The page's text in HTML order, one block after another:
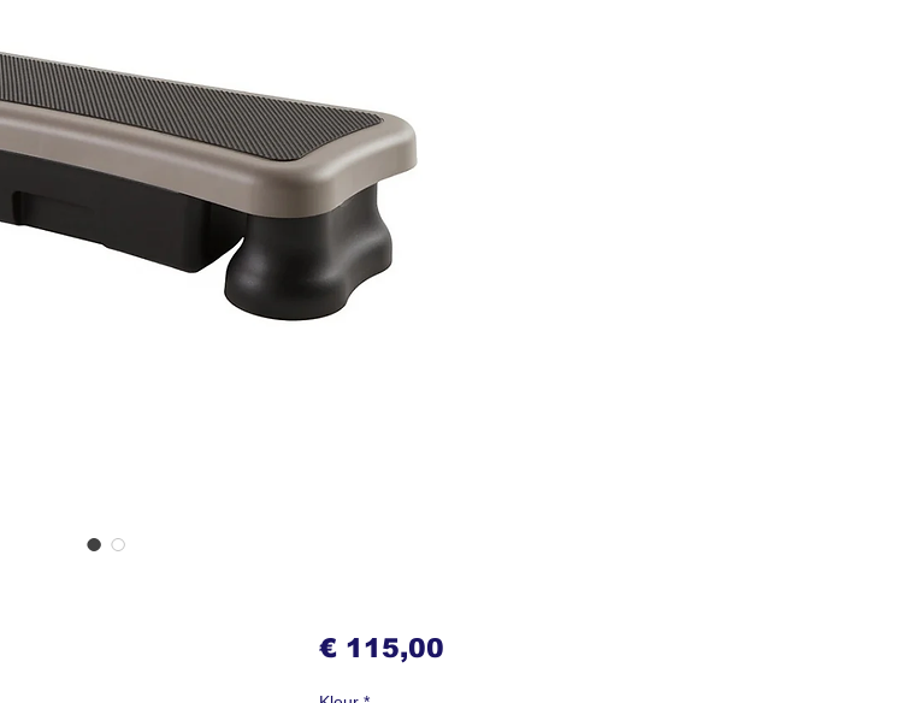
€ 115,00Prijs